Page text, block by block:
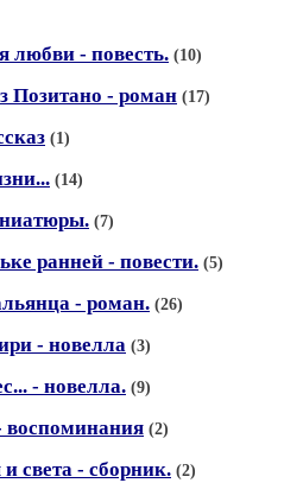
любви - повесть. (10)
Позитано - роман (17)
(1)
(14)
(7)
ранней - повести. (5)
- роман. (26)
- новелла (3)
- новелла. (9)
воспоминания (2)
света - сборник. (2)